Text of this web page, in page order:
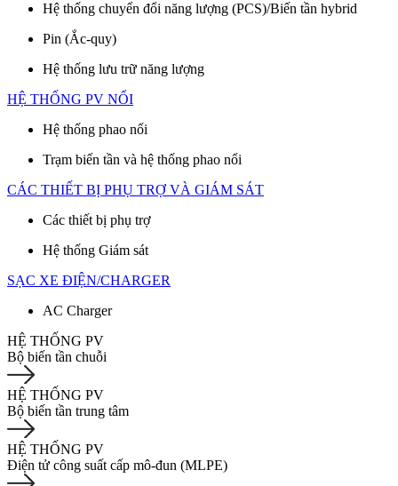
Hệ thống chuyển đổi năng lượng (PCS)/Biến tần hybrid
Pin (Ắc-quy)
Hệ thống lưu trữ năng lượng
HỆ THỐNG PV NỔI
Hệ thống phao nổi
Trạm biến tần và hệ thống phao nổi
CÁC THIẾT BỊ PHỤ TRỢ VÀ GIÁM SÁT
Các thiết bị phụ trợ
Hệ thống Giám sát
SẠC XE ĐIỆN/CHARGER
AC Charger
HỆ THỐNG PV
Bộ biến tần chuỗi
HỆ THỐNG PV
Bộ biến tần trung tâm
HỆ THỐNG PV
Điện tử công suất cấp mô-đun (MLPE)